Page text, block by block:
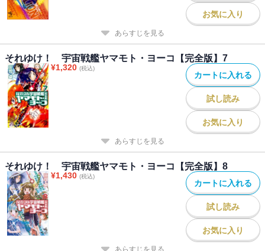
お気に入り
あらすじを見る
それゆけ！ 宇宙戦艦ヤマモト・ヨーコ【完全版】7
¥1,320 (税込)
カートに入れる
試し読み
お気に入り
あらすじを見る
それゆけ！ 宇宙戦艦ヤマモト・ヨーコ【完全版】8
¥1,430 (税込)
カートに入れる
試し読み
お気に入り
あらすじを見る